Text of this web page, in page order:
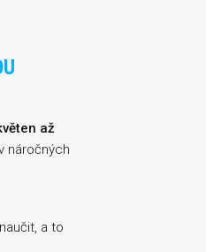
až
náročných
a to